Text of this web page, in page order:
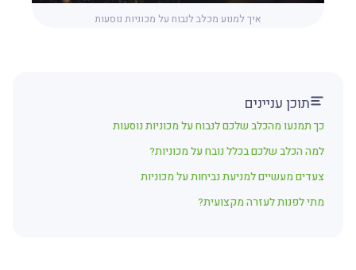
איך למנוע מכלב לנבוח על מכוניות נוסעות
תוכן עניינים
כך תמנעו מהכלב שלכם לנבוח על מכוניות נוסעות
למה הכלב שלכם בכלל נובח על מכוניות?
צעדים מעשיים למניעת נביחות על מכוניות
מתי לפנות לעזרה מקצועית?